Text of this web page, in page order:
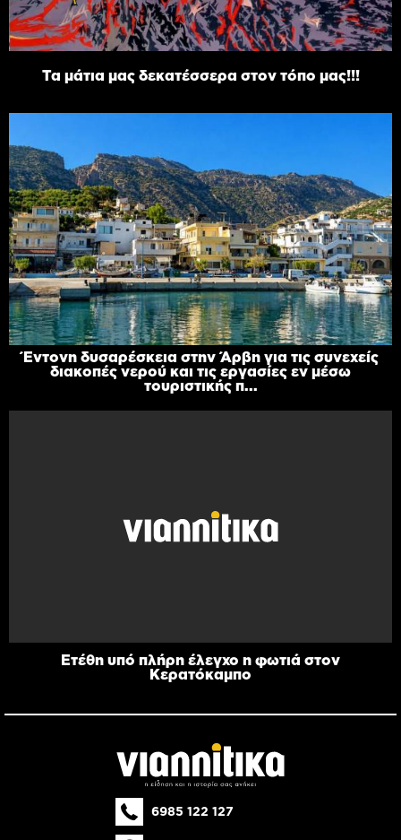
Τα μάτια μας δεκατέσσερα στον τόπο μας!!!
Έντονη δυσαρέσκεια στην Άρβη για τις συνεχείς
διακοπές νερού και τις εργασίες εν μέσω
τουριστικής π...
Ετέθη υπό πλήρη έλεγχο η φωτιά στον
Κερατόκαμπο
6985 122 127